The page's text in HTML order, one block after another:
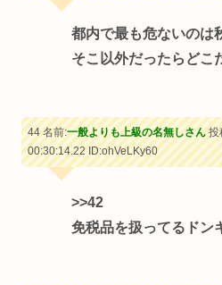
都内で最も危ないのは
そこ以外だったらどこ
44 名前:一般よりも上級の名無しさん投
00:30:14.22ID:ohVeLKy60
>>42
免税品を扱ってるドン